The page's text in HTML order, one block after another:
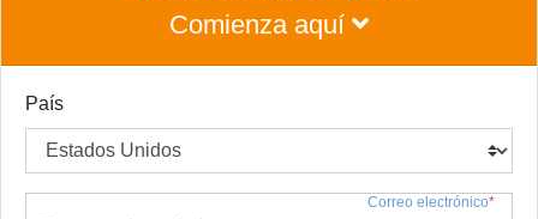
Comienza aquí
País
Correo electrónico*